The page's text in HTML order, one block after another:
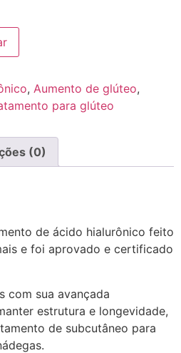
, Aumento de glúteo,
para glúteo
(0)
de ácido hialurônico feito
e foi aprovado e certificado
com sua avançada
estrutura e longevidade,
de subcutâneo para